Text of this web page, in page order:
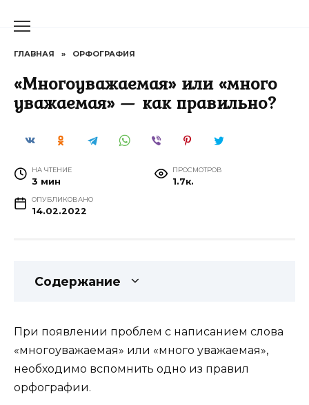
ГЛАВНАЯ » ОРФОГРАФИЯ
«Многоуважаемая» или «много
уважаемая» — как правильно?
НА ЧТЕНИЕ
3 мин
ПРОСМОТРОВ
1.7к.
ОПУБЛИКОВАНО
14.02.2022
Содержание
При появлении проблем с написанием слова
«многоуважаемая» или «много уважаемая»,
необходимо вспомнить одно из правил
орфографии.